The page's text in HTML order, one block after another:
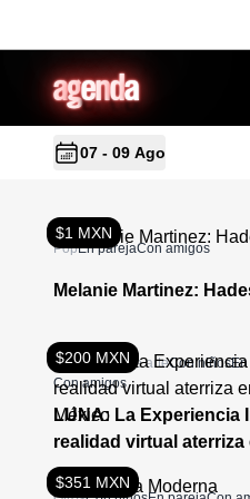
agenda
07 - 09 Ago
$1 MXN
PopEn parejaCon amigos
Melanie Martinez:
$200 MXN
Actividades de arteCon niños
Con amigos
LUNA: La Experiencia
realidad virtual aterriza
México
$351 MXN